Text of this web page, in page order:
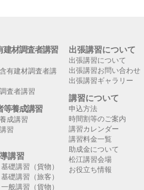
建材調査者講習
有建材調査者講
査者講習
等養成講習
成講習
習
講習
礎講習（貨物）
礎講習（旅客）
般講習（貨物）
出張講習について
出張講習について
出張講習お問い合わせ
出張講習ギャラリー
講習について
申込方法
時間割等のご案内
講習カレンダー
講習料金一覧
助成金について
松江講習会場
お役立ち情報